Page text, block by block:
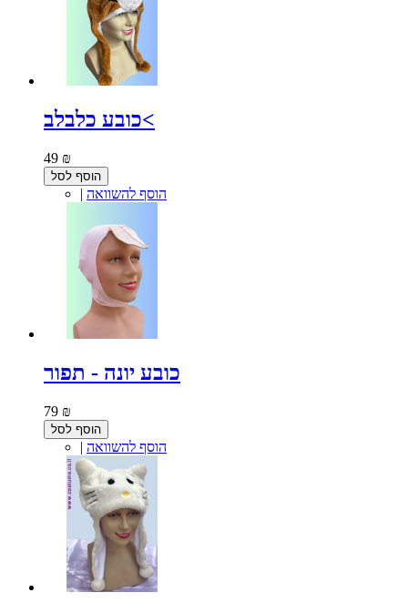
כובע כלבלב<
49 ₪
הוסף לסל
| הוסף להשוואה
כובע יונה - תפור
79 ₪
הוסף לסל
| הוסף להשוואה